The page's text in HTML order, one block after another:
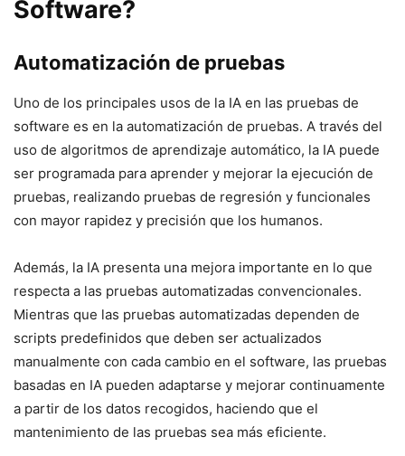
Software?
Automatización de pruebas
Uno‍ de ‌los principales usos de la ‌IA en las pruebas ​de
software es en la automatización de pruebas. A través del
uso‍ de algoritmos de aprendizaje automático,​ la ‍IA puede
ser programada ⁤para aprender y⁢ mejorar la ejecución de
pruebas, realizando pruebas de regresión y‍ funcionales
con ⁣mayor rapidez y precisión que los humanos.
Además, la‍ IA presenta una ⁣mejora importante en lo que
respecta a las ​pruebas automatizadas‌ convencionales.
‌Mientras que las pruebas ‌automatizadas⁣ dependen de
scripts‌ predefinidos que deben ser actualizados
manualmente con cada cambio⁤ en ‌el software, ⁤las pruebas
basadas en IA pueden adaptarse y mejorar continuamente
a⁤ partir de ‍los datos recogidos, haciendo que el
⁤mantenimiento de las ⁤pruebas sea más eficiente.